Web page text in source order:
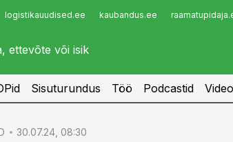
logistikauudised.ee kaubandus.ee
Infopank
Sisuturundus Töö Podcastid
30.07.24, 08:30